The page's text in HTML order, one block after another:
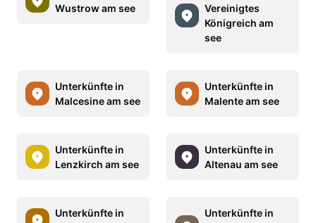
Wustrow am see
Vereinigtes
Königreich am
see
Unterkünfte in
Malcesine am see
Unterkünfte in
Malente am see
Unterkünfte in
Lenzkirch am see
Unterkünfte in
Altenau am see
Unterkünfte in
Unterkünfte in